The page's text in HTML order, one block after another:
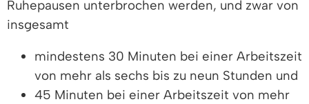
Ruhepausen unterbrochen werden, und zwar von
insgesamt
mindestens 30 Minuten bei einer Arbeitszeit
von mehr als sechs bis zu neun Stunden und
45 Minuten bei einer Arbeitszeit von mehr